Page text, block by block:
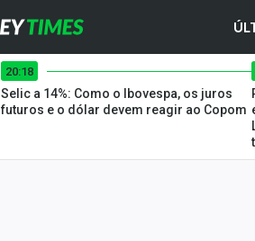
20:18
Selic a 14%: Como o Ibovespa, os juros
futuros e o dólar devem reagir ao Copom